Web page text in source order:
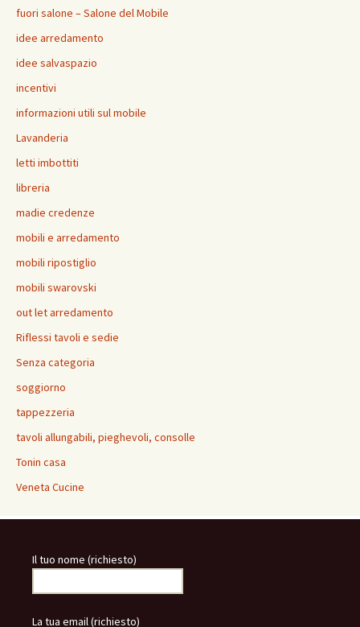
fuori salone – Salone del Mobile
idee arredamento
idee salvaspazio
incentivi
informazioni utili sul mobile
Lavanderia
letti imbottiti
libreria
madie credenze
mobili e arredamento
mobili ripostiglio
mobili swarovski
out let arredamento
Riflessi tavoli e sedie
Senza categoria
soggiorno
tappezzeria
tavoli allungabili, pieghevoli, consolle
Tonin casa
Veneta Cucine
Il tuo nome (richiesto)
La tua email (richiesto)